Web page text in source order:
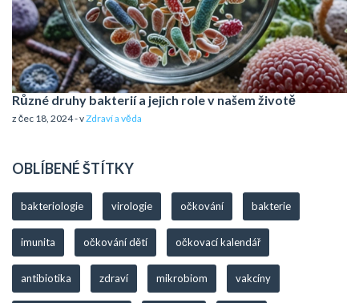
Různé druhy bakterií a jejich role v našem životě
z čec 18, 2024 - vZdraví a věda
OBLÍBENÉ ŠTÍTKY
bakteriologie virologie očkování bakterie
imunita očkování dětí očkovací kalendář
antibiotika zdraví mikrobiom vakcíny